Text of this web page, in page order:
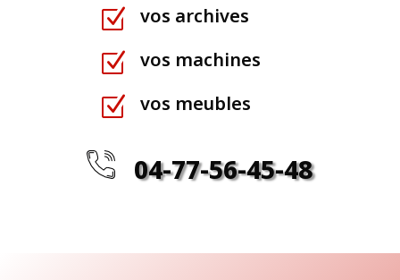
Z vos archives
Z vos machines
Z vos meubles
04-77-56-45-48